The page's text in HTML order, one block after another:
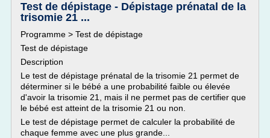
Test de dépistage - Dépistage prénatal de la
trisomie 21 ...
Programme > Test de dépistage
Test de dépistage
Description
Le test de dépistage prénatal de la trisomie 21 permet de
déterminer si le bébé a une probabilité faible ou élevée
d'avoir la trisomie 21, mais il ne permet pas de certifier que
le bébé est atteint de la trisomie 21 ou non.
Le test de dépistage permet de calculer la probabilité de
chaque femme avec une plus grande...